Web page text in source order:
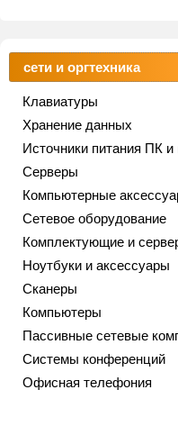
сети и оргтехника
Клавиатуры
Хранение данных
Источники питания ПК
Серверы
Компьютерные
Сетевое оборудование
Комплектующие и
Ноутбуки и аксессуары
Сканеры
Компьютеры
Пассивные сетевые
Системы конференций
Офисная телефония